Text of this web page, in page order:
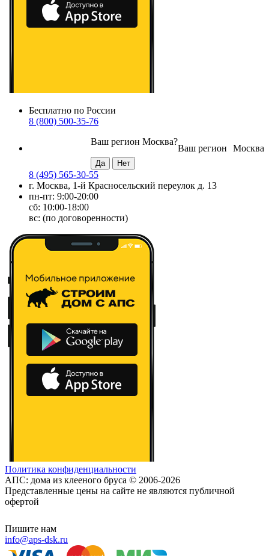
Бесплатно по России
8 (800) 500-35-76
Москва
Ваш регион
Ваш регион Москва?
8 (495) 565-30-55
г. Москва, 1-й Красносельский переулок д. 13
пн-пт: 9:00-20:00
сб: 10:00-18:00
вс: (по договоренности)
Политика конфиденциальности
АПС: дома из клееного бруса © 2006-2026
Представленные цены на сайте не являются публичной
офертой
Пишите нам
info@aps-dsk.ru